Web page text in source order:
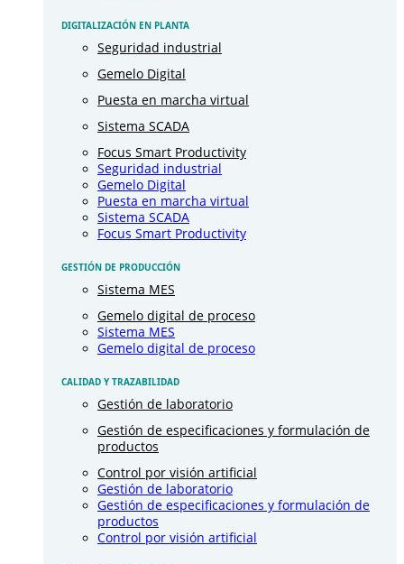
DIGITALIZACIÓN EN PLANTA
Seguridad industrial
Gemelo Digital
Puesta en marcha virtual
Sistema SCADA
Focus Smart Productivity
Seguridad industrial
Gemelo Digital
Puesta en marcha virtual
Sistema SCADA
Focus Smart Productivity
GESTIÓN DE PRODUCCIÓN
Sistema MES
Gemelo digital de proceso
Sistema MES
Gemelo digital de proceso
CALIDAD Y TRAZABILIDAD
Gestión de laboratorio
Gestión de especificaciones y formulación de
productos
Control por visión artificial
Gestión de laboratorio
Gestión de especificaciones y formulación de
productos
Control por visión artificial